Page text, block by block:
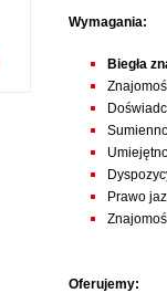
Wymagania:
Biegła
Prawo
Oferujemy: